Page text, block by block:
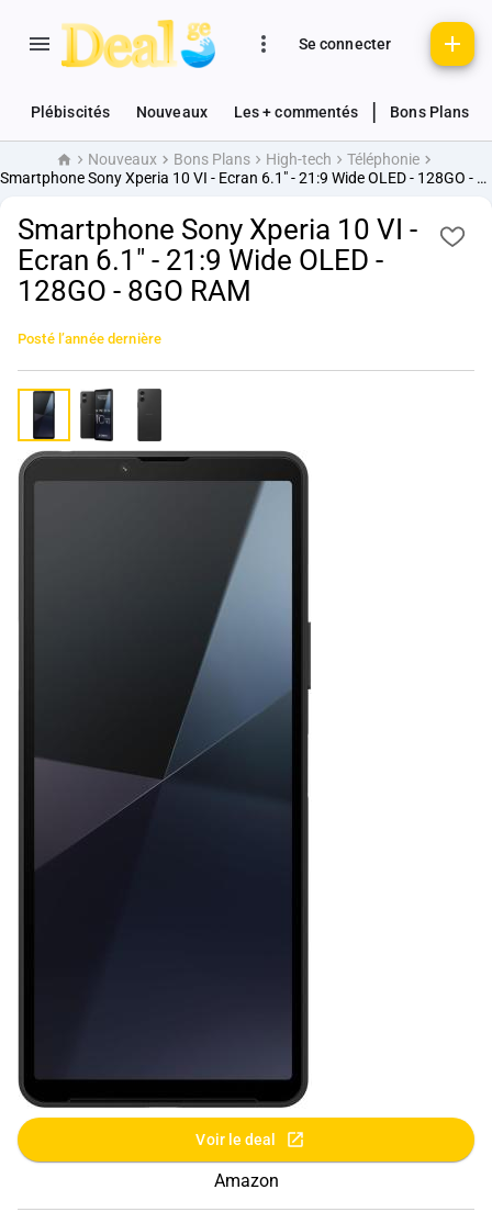
Se connecter
Plébiscités Nouveaux Les + commentés Bons Plans
AccueilNouveaux Bons Plans High-tech
Téléphonie
Smartphone Sony Xperia 10 VI - Ecran 6.1" - 21:9 Wide OLED - 128GO - 8GO RAM
Smartphone Sony Xperia 10 VI -
Ecran 6.1" - 21:9 Wide OLED -
128GO - 8GO RAM
Posté l’année dernière
Voir le deal
Amazon